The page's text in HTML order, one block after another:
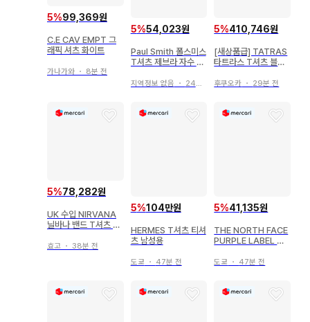
5%99,369원
C.E CAV EMPT 그
래픽 셔츠 화이트
가나가와 ・ 8분 전
5%54,023원
Paul Smith 폴스미스
T셔츠 제브라 자수 그
지역정보 없음 ・ 24분 전
5%410,746원
[새상품급] TATRAS
타트라스 T셔츠 블랙
포함
후쿠오카 ・ 29분 전
5%78,282원
UK 수입 NIRVANA
닐바나 밴드 T셔츠 L
효고 ・ 38분 전
5%104만원
HERMES T셔츠 티셔
츠 남성용
도쿄 ・ 47분 전
5%41,135원
THE NORTH FACE
PURPLE LABEL 티
도쿄 ・ 47분 전